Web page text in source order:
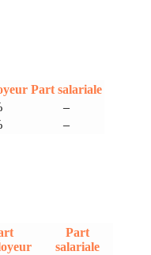
Part salariale
–
–
Part
salariale